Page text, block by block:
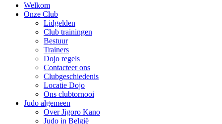
Welkom
Onze Club
Lidgelden
Club trainingen
Bestuur
Trainers
Dojo regels
Contacteer ons
Clubgeschiedenis
Locatie Dojo
Ons clubtornooi
Judo algemeen
Over Jigoro Kano
Judo in België